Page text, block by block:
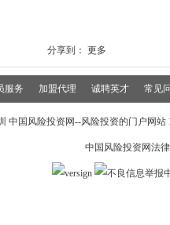
分享到： 更多
服务 加盟代理 诚聘英才 常见
中国风险投资网--风险投资的门户网
中国风险投资网法